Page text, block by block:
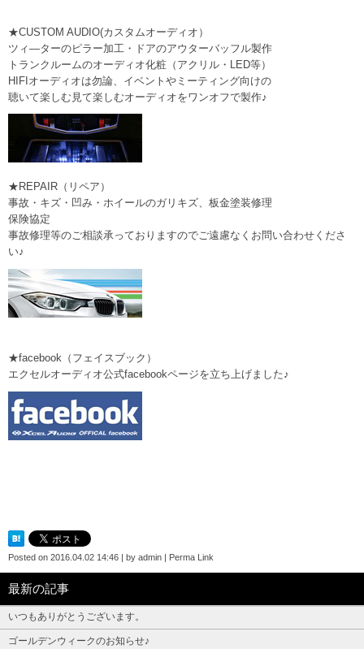
★CUSTOM AUDIO(カスタムオーディオ）
ツィ―ターのピラー加工・ドアのアウターバッフル製作
トランクルームのオーディオ化粧（アクリル・LED等）
HIFIオーディオは勿論、イベントやミーティング向けの
聴いて楽しむ見て楽しむオーディオをワンオフで製作♪
★REPAIR（リペア）
事故・キズ・凹み・ホイールのガリキズ、板金塗装修理
保険協定
事故修理等のご相談承っておりますのでご遠慮なくお問い合わせくださ
い♪
★facebook（フェイスブック）
エクセルオーディオ公式facebookページを立ち上げました♪
Posted on 2016.04.02 14:46 | by admin | Perma Link
最新の記事
いつもありがとうございます。
ゴールデンウィークのお知らせ♪